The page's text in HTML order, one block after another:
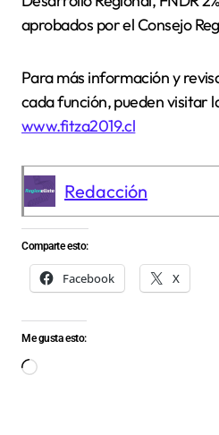
aprobados por el Consejo
Para más información y
cada función, pueden visitar
www.fitza2019.cl
Redacción
Comparte esto:
Facebook X
Me gusta esto:
Cargando...